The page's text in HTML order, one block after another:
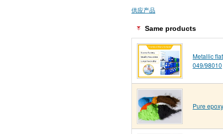
供应产品
Same products
Metallic
049/98010
Pure